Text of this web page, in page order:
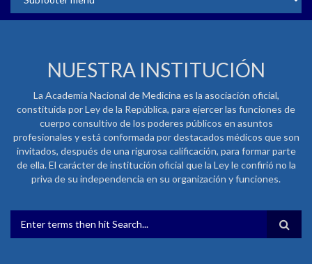
NUESTRA INSTITUCIÓN
La Academia Nacional de Medicina es la asociación oficial,
constituida por Ley de la República, para ejercer las funciones de
cuerpo consultivo de los poderes públicos en asuntos
profesionales y está conformada por destacados médicos que son
invitados, después de una rigurosa calificación, para formar parte
de ella. El carácter de institución oficial que la Ley le confirió no la
priva de su independencia en su organización y funciones.
FORMULARIO DE BÚSQUEDA